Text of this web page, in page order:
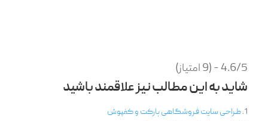
4.6/5 - (9 امتیاز)
شاید به این مطالب نیز علاقمند باشید
طراحی سایت فروشگاهی پارکت و کفپوش